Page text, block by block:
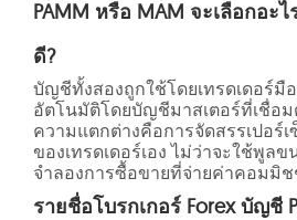
PAMM หรือ MAM จะเลือกอะ
ดี?
บัญชีทั้งสองถูกใช้โดยเทรดเดอร์มื
อัตโนมัติโดยบัญชีมาสเตอร์ที่เชื่อ
ความแตกต่างคือการจัดสรรเปอร์
ของเทรดเดอร์เอง ไม่ว่าจะใช้พูล
จำลองการซื้อขายที่จ่ายค่าคอมมิ
รายชื่อโบรกเกอร์ Forex บัญชี